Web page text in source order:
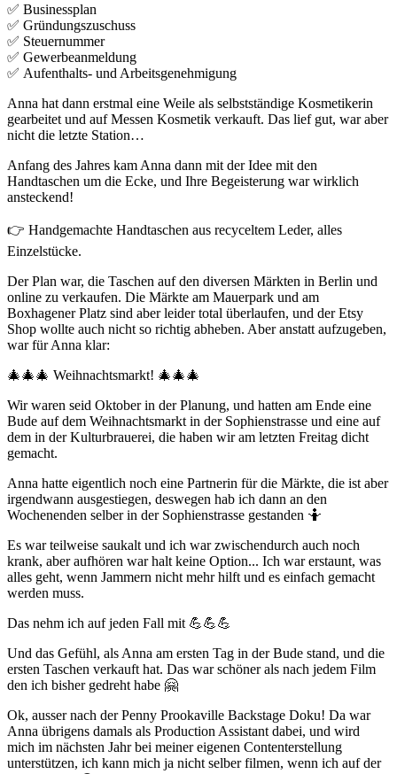
✅ Businessplan
✅ Gründungszuschuss
✅ Steuernummer
✅ Gewerbeanmeldung
✅ Aufenthalts- und Arbeitsgenehmigung
Anna hat dann erstmal eine Weile als selbstständige Kosmetikerin
gearbeitet und auf Messen Kosmetik verkauft. Das lief gut, war aber
nicht die letzte Station…
Anfang des Jahres kam Anna dann mit der Idee mit den
Handtaschen um die Ecke, und Ihre Begeisterung war wirklich
ansteckend!
👉 Handgemachte Handtaschen aus recyceltem Leder, alles
Einzelstücke.
Der Plan war, die Taschen auf den diversen Märkten in Berlin und
online zu verkaufen. Die Märkte am Mauerpark und am
Boxhagener Platz sind aber leider total überlaufen, und der Etsy
Shop wollte auch nicht so richtig abheben. Aber anstatt aufzugeben,
war für Anna klar:
🎄🎄🎄 Weihnachtsmarkt! 🎄🎄🎄
Wir waren seid Oktober in der Planung, und hatten am Ende eine
Bude auf dem Weihnachtsmarkt in der Sophienstrasse und eine auf
dem in der Kulturbrauerei, die haben wir am letzten Freitag dicht
gemacht.
Anna hatte eigentlich noch eine Partnerin für die Märkte, die ist aber
irgendwann ausgestiegen, deswegen hab ich dann an den
Wochenenden selber in der Sophienstrasse gestanden 🤷
Es war teilweise saukalt und ich war zwischendurch auch noch
krank, aber aufhören war halt keine Option... Ich war erstaunt, was
alles geht, wenn Jammern nicht mehr hilft und es einfach gemacht
werden muss.
Das nehm ich auf jeden Fall mit 💪💪💪
Und das Gefühl, als Anna am ersten Tag in der Bude stand, und die
ersten Taschen verkauft hat. Das war schöner als nach jedem Film
den ich bisher gedreht habe 🤗
Ok, ausser nach der Penny Prookaville Backstage Doku! Da war
Anna übrigens damals als Production Assistant dabei, und wird
mich im nächsten Jahr bei meiner eigenen Contenterstellung
unterstützen, ich kann mich ja nicht selber filmen, wenn ich auf der